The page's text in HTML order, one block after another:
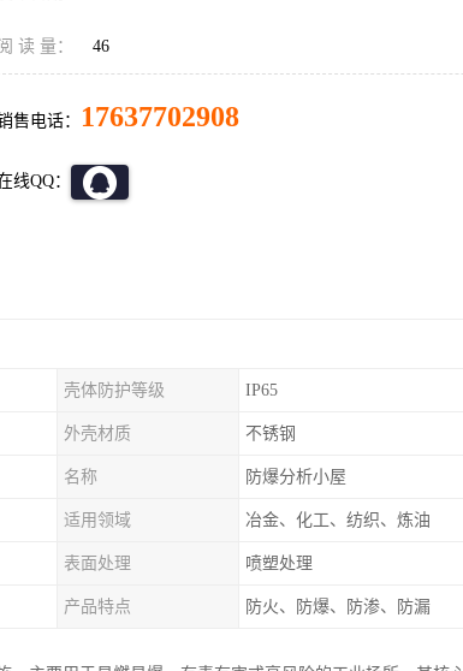
读 量： 46
售电话： 17637702908
线QQ：
壳体防护等级 IP65
外壳材质 不锈钢
名称 防爆分析小屋
适用领域 冶金、化工、纺织、炼油
表面处理 喷塑处理
产品特点 防火、防爆、防渗、防漏